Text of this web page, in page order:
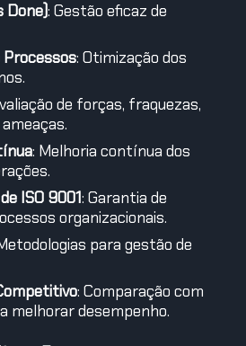
Done): Gestão eficaz de
Processos: Otimização dos
de forças, fraquezas,
: Melhoria contínua dos
ISO 9001: Garantia de
organizacionais.
para gestão de
: Comparação com
melhorar desempenho.